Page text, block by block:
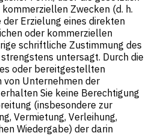
Zwecken (d. h.
Erzielung eines direkten
oder kommerziellen
schriftliche Zustimmung des
untersagt. Durch die
oder bereitgestellten
von Unternehmen der
Sie keine Berechtigung
(insbesondere zur
Vermietung, Verleihung,
Wiedergabe) der darin